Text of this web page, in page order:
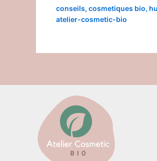
conseils, cosmetiques bio,
atelier-cosmetic-bio